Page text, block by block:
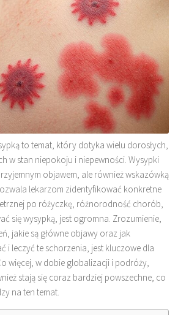
to temat, który dotyka wielu dorosłych,
w stan niepokoju i niepewności. Wysypki
objawem, ale również wskazówką
lekarzom zidentyfikować konkretne
po różyczkę, różnorodność chorób,
się wysypką, jest ogromna. Zrozumienie,
jakie są główne objawy oraz jak
i leczyć te schorzenia, jest kluczowe dla
więcej, w dobie globalizacji i podróży,
stają się coraz bardziej powszechne, co
na ten temat.